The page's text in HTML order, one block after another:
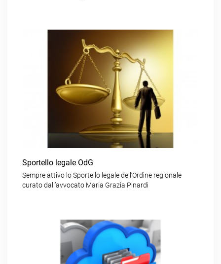
Sportello legale OdG
Sempre attivo lo Sportello legale dell’Ordine regionale
curato dall’avvocato Maria Grazia Pinardi